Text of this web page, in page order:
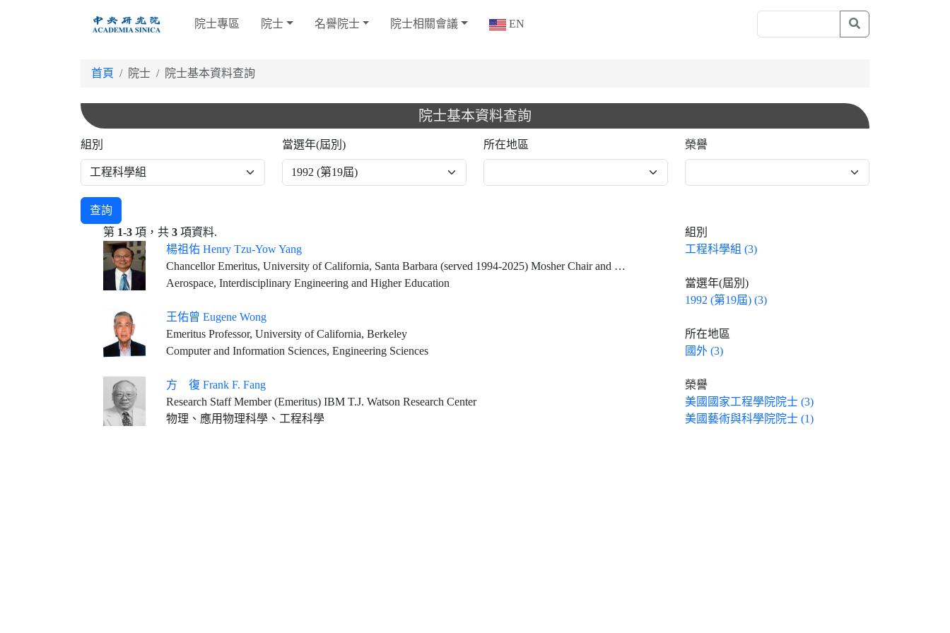
院士專區 院士 名譽院士 院士相關會議 EN
首頁 院士 院士基本資料查詢
院士基本資料查詢
組別 當選年(屆別) 所在地區 榮譽
查詢
第 1-3 項，共 3 項資料.
楊祖佑 Henry Tzu-Yow Yang
Chancellor Emeritus, University of California, Santa Barbara (served 1994-2025) Mosher Chair and Distinguished Professor, University of California, Santa Barbara (current) Chairman, Thirty Meter Telescope International Observatory Board (2007-present)
Aerospace, Interdisciplinary Engineering and Higher Education
王佑曾 Eugene Wong
Emeritus Professor, University of California, Berkeley
Computer and Information Sciences, Engineering Sciences
方 復 Frank F. Fang
Research Staff Member (Emeritus) IBM T.J. Watson Research Center
物理、應用物理科學、工程科學
組別
工程科學組 (3)
當選年(屆別)
1992 (第19屆) (3)
所在地區
國外 (3)
榮譽
美國國家工程學院院士 (3)
美國藝術與科學院院士 (1)